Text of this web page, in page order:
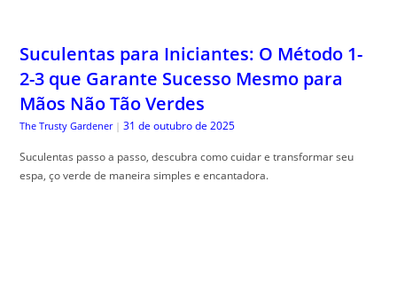
Suculentas para Iniciantes: O Método 1-
2-3 que Garante Sucesso Mesmo para
Mãos Não Tão Verdes
The Trusty Gardener | 31 de outubro de 2025
Suculentas passo a passo, descubra como cuidar e transformar seu
espa, ço verde de maneira simples e encantadora.